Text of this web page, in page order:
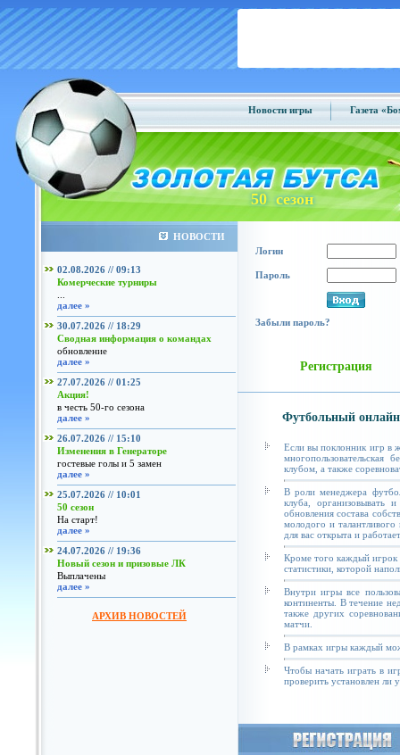
Новости игры Газета
50 сезон
НОВОСТИ
02.08.2026 // 09:13
Комерческие турниры
далее »
30.07.2026 // 18:29
Сводная информация о командах
обновление
далее »
27.07.2026 // 01:25
Акция!
в честь 50-го сезона
далее »
26.07.2026 // 15:10
Изменения в Генераторе
гостевые голы и 5 замен
далее »
25.07.2026 // 10:01
50 сезон
На старт!
далее »
24.07.2026 // 19:36
Новый сезон и призовые ЛК
Выплачены
далее »
АРХИВ НОВОСТЕЙ
Логин
Пароль
Забыли пароль?
Регистрация
Футбольный
Если вы поклонник игр в
клубом, а также
В роли менеджера
клуба, организовывать
обновления состава
молодого и талантливого
для вас открыта и
Кроме того каждый игрок
статистики, которой
Внутри игры все
континенты. В течение
также других
матчи.
В рамках игры каждый
Чтобы начать играть в
проверить установлен ли